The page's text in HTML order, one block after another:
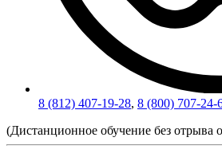
8 (812) 407-19-28, 8 (800) 707-24-
(Дистанционное обучение без отрыва